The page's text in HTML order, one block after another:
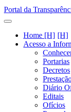
Portal da
Home [H]
Acesso a
Portarias
Decretos
Diário
Editais
Ofícios